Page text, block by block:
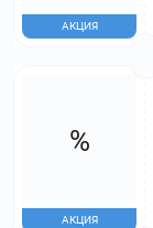
АКЦИЯ
%
АКЦИЯ